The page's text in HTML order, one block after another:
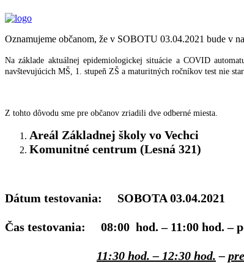
Oznamujeme občanom, že v SOBOTU 03.04.2021 bude v
Na základe aktuálnej epidemiologickej situácie a COVID
navštevujúcich MŠ, 1. stupeň ZŠ a maturitných ročníkov test nie
Z tohto dôvodu sme pre občanov zriadili dve odberné miesta.
Areál Základnej školy vo Vechci
Komunitné centrum (Lesná 321)
Dátum testovania: SOBOTA 03.04.2021
Čas testovania: 08:00 hod.– 11:00 hod. –
11:30 hod. – 12:30 hod. –